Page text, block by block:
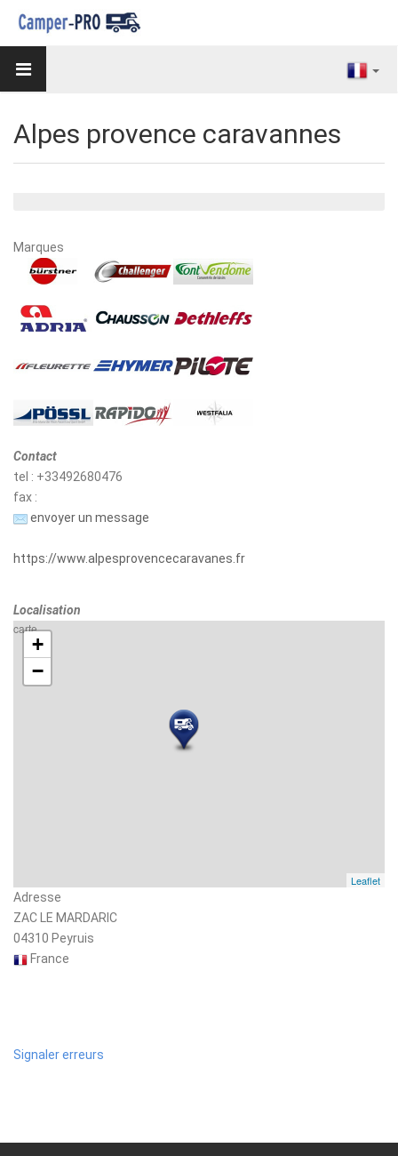
Alpes provence caravannes
Marques
Contact
tel : +33492680476
fax :
envoyer un message
https://www.alpesprovencecaravanes.fr
Localisation
carte
+
−
Leaflet
Adresse
ZAC LE MARDARIC
04310 Peyruis
France
Signaler erreurs